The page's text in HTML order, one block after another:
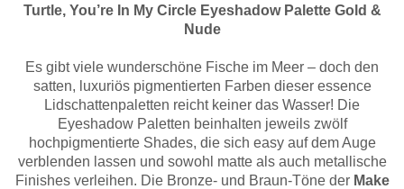
Turtle, You’re In My Circle Eyeshadow Palette Gold &
Nude
Es gibt viele wunderschöne Fische im Meer – doch den
satten, luxuriös pigmentierten Farben dieser essence
Lidschattenpaletten reicht keiner das Wasser! Die
Eyeshadow Paletten beinhalten jeweils zwölf
hochpigmentierte Shades, die sich easy auf dem Auge
verblenden lassen und sowohl matte als auch metallische
Finishes verleihen. Die Bronze- und Braun-Töne der Make